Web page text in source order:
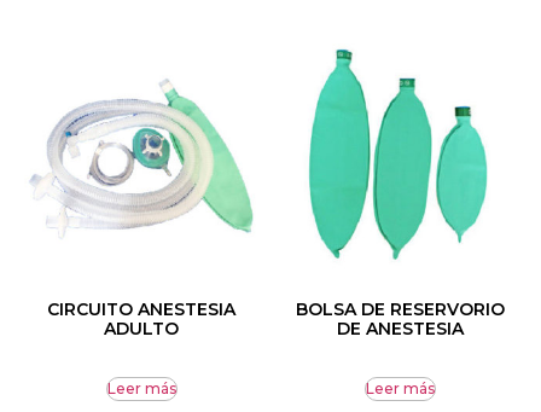
CIRCUITO ANESTESIA
ADULTO
Leer más
BOLSA DE RESERVORIO
DE ANESTESIA
Leer más